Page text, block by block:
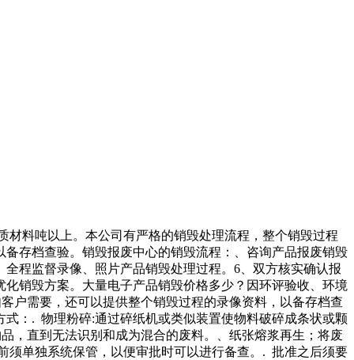
料吨以上。本公司有严格的销毁处理流程，整个销毁过程
存档查验。销毁报废中心的销毁流程：、咨询产品报废销毁
程监督录像、照片产品销毁处理过程。6、双方核实确认报
销毁方案。大量电子产品销毁价格多少？因环评验收、环境
户需要，还可以提供整个销毁过程的录像资料，以备存档查
：. 物理粉碎:通过碎纸机或类似装置使物料破碎成条状或颗
，直到无法识别和成为混合的废料。、纸张熔浆再生；将废
单独系统保管，以便审批时可以进行备查。. 批准之后须要